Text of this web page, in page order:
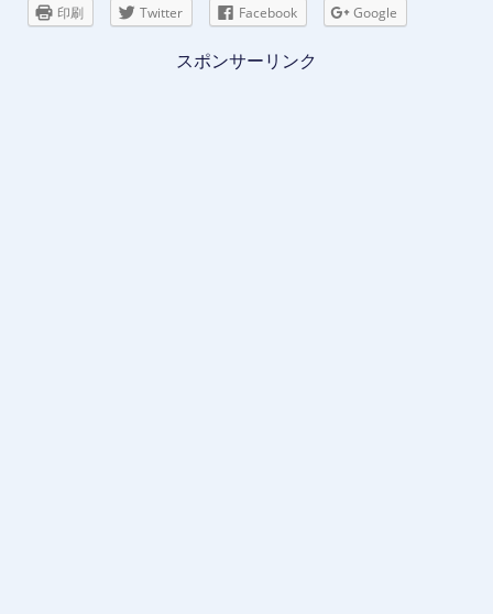
印刷 Twitter Facebook Google
スポンサーリンク